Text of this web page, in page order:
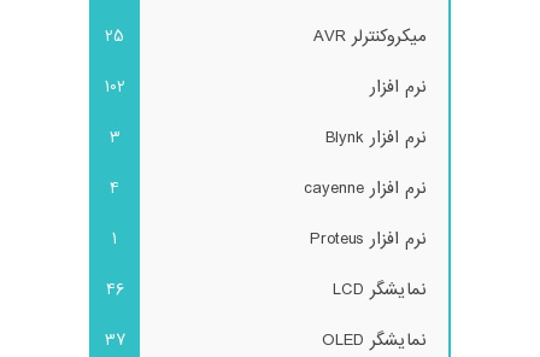
میکروکنترلر AVR
25
نرم افزار
102
نرم افزار Blynk
3
نرم افزار cayenne
4
نرم افزار Proteus
1
نمایشگر LCD
46
نمایشگر OLED
37